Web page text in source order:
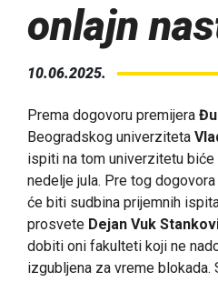
onlajn
10.06.2025.
Prema dogovoru premijera
Beogradskog univerziteta
ispiti na tom univerzitetu
nedelje jula. Pre tog
će biti sudbina prijemnih
prosvete Dejan Vuk
dobiti oni fakulteti koji ne
izgubljena za vreme blokada.